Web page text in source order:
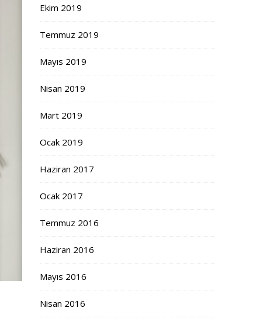
Ekim 2019
Temmuz 2019
Mayıs 2019
Nisan 2019
Mart 2019
Ocak 2019
Haziran 2017
Ocak 2017
Temmuz 2016
Haziran 2016
Mayıs 2016
Nisan 2016